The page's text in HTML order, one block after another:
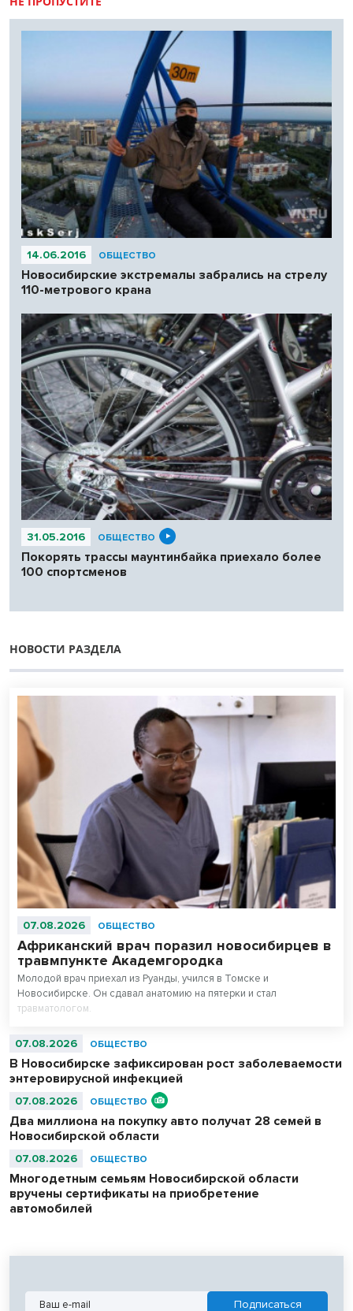
14.06.2016 ОБЩЕСТВО
Новосибирские экстремалы забрались на стрелу
110-метрового крана
31.05.2016 ОБЩЕСТВО
Покорять трассы маунтинбайка приехало более
100 спортсменов
НОВОСТИ РАЗДЕЛА
07.08.2026 ОБЩЕСТВО
Африканский врач поразил новосибирцев в
травмпункте Академгородка
Молодой врач приехал из Руанды, учился в Томске и
Новосибирске. Он сдавал анатомию на пятерки и стал
травматологом.
07.08.2026 ОБЩЕСТВО
В Новосибирске зафиксирован рост заболеваемости
энтеровирусной инфекцией
07.08.2026 ОБЩЕСТВО
Два миллиона на покупку авто получат 28 семей в
Новосибирской области
07.08.2026 ОБЩЕСТВО
Многодетным семьям Новосибирской области
вручены сертификаты на приобретение
автомобилей